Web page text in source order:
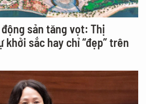
sản tăng vọt: Thị
sắc hay chỉ “đẹp” trên